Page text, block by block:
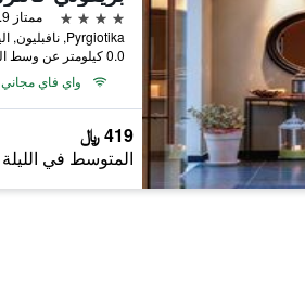
4 نجوم
ممتاز 8.9
Pyrgiotika, نافبليون, اليونان
0.0 كيلومتر عن وسط المدينة
واي فاي مجاني
419 ﷼
المتوسط في الليلة